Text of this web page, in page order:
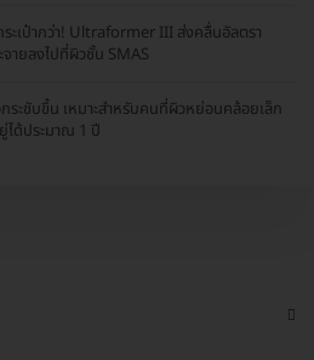
ระเป๋ากว่า! Ultraformer III ส่งคลื่นอัลตรา
ายลงไปที่ผิวชั้น SMAS
ระชับขึ้น เหมาะสำหรับคนที่ผิวหย่อนคล้อยเล็ก
ด้ประมาณ 1 ปี